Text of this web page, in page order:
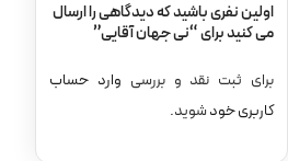
اولین نفری باشید که دیدگاهی را ارسال
می کنید برای “نی جهان آقایی”
برای ثبت نقد و بررسی وارد حساب
کاربری خودشوید.